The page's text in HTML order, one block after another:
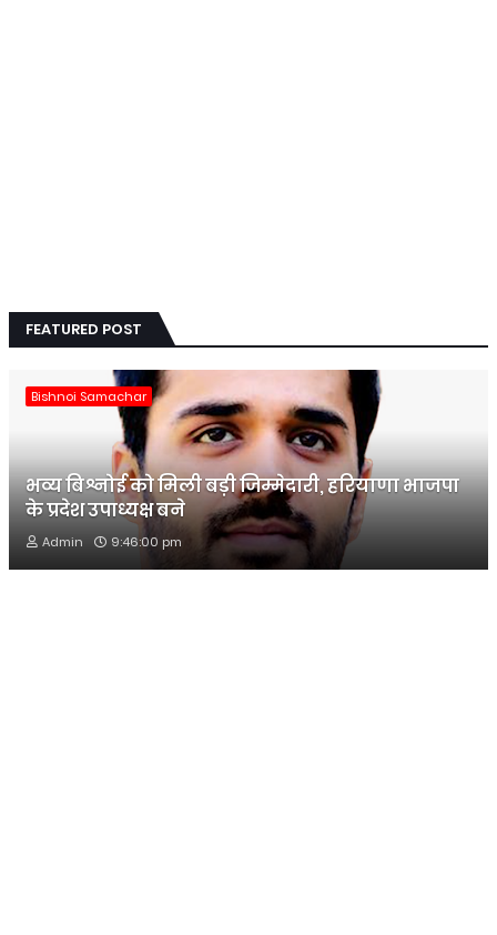
FEATURED POST
Bishnoi Samachar
भव्य बिश्नोई को मिली बड़ी जिम्मेदारी, हरियाणा भाजपा
के प्रदेश उपाध्यक्ष बने
Admin 9:46:00 pm